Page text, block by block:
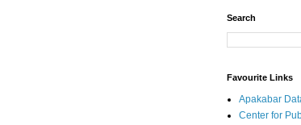
Search
Favourite Links
Apakabar
Center for